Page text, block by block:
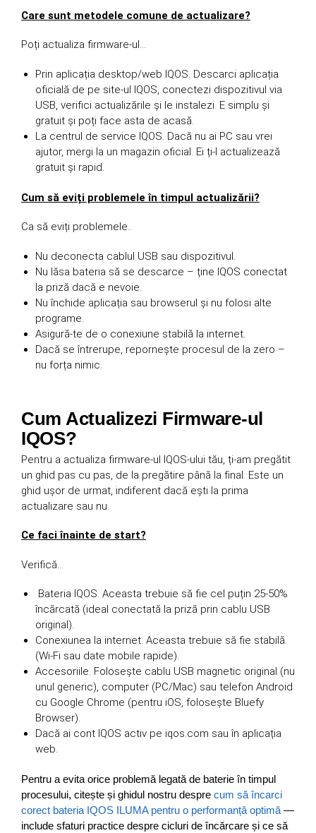
Care sunt metodele comune de actualizare?
Poți actualiza firmware-ul…
Prin aplicația desktop/web IQOS. Descarci aplicația
oficială de pe site-ul IQOS, conectezi dispozitivul via
USB, verifici actualizările și le instalezi. E simplu și
gratuit și poți face asta de acasă.
La centrul de service IQOS. Dacă nu ai PC sau vrei
ajutor, mergi la un magazin oficial. Ei ți-l actualizează
gratuit și rapid.
Cum să eviți problemele în timpul actualizării?
Ca să eviți problemele..
Nu deconecta cablul USB sau dispozitivul.
Nu lăsa bateria să se descarce – ține IQOS conectat
la priză dacă e nevoie.
Nu închide aplicația sau browserul și nu folosi alte
programe.
Asigură-te de o conexiune stabilă la internet.
Dacă se întrerupe, repornește procesul de la zero –
nu forța nimic.
Cum Actualizezi Firmware-ul
IQOS?
Pentru a actualiza firmware-ul IQOS-ului tău, ți-am pregătit
un ghid pas cu pas, de la pregătire până la final. Este un
ghid ușor de urmat, indiferent dacă ești la prima
actualizare sau nu.
Ce faci înainte de start?
Verifică…
Bateria IQOS. Aceasta trebuie să fie cel puțin 25-50%
încărcată (ideal conectată la priză prin cablu USB
original).
Conexiunea la internet. Aceasta trebuie să fie stabilă.
(Wi-Fi sau date mobile rapide).
Accesoriile. Folosește cablu USB magnetic original (nu
unul generic), computer (PC/Mac) sau telefon Android
cu Google Chrome (pentru iOS, folosește Bluefy
Browser).
Dacă ai cont IQOS activ pe iqos.com sau în aplicația
web.
Pentru a evita orice problemă legată de baterie în timpul
procesului, citește și ghidul nostru despre cum să încarci
corect bateria IQOS ILUMA pentru o performanță optimă—
include sfaturi practice despre cicluri de încărcare și ce să